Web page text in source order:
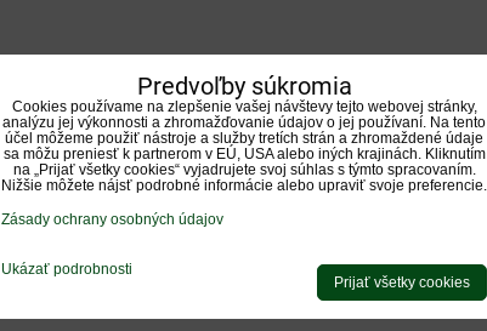
Predvoľby súkromia
Cookies používame na zlepšenie vašej návštevy tejto webovej stránky,
analýzu jej výkonnosti a zhromažďovanie údajov o jej používaní. Na tento
účel môžeme použiť nástroje a služby tretích strán a zhromaždené údaje
sa môžu preniesť k partnerom v EÚ, USA alebo iných krajinách. Kliknutím
na „Prijať všetky cookies“ vyjadrujete svoj súhlas s týmto spracovaním.
Nižšie môžete nájsť podrobné informácie alebo upraviť svoje preferencie.
Zásady ochrany osobných údajov
Ukázať podrobnosti
Prijať všetky cookies